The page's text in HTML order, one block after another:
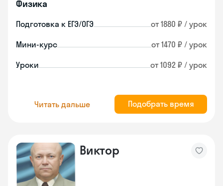
Физика
Подготовка к ЕГЭ/ОГЭ от 1880 ₽ / урок
Мини-курс от 1470 ₽ / урок
Уроки от 1092 ₽ / урок
Читать дальше Подобрать время
Виктор